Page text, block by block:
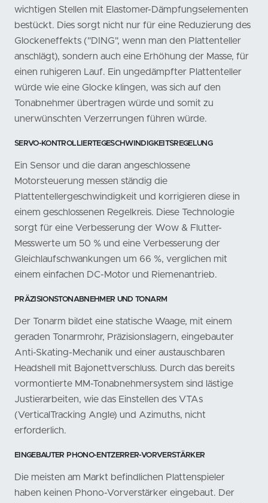
wichtigen Stellen mit Elastomer-Dämpfungselementen
bestückt. Dies sorgt nicht nur für eine Reduzierung des
Glockeneffekts ("DING", wenn man den Plattenteller
anschlägt), sondern auch eine Erhöhung der Masse, für
einen ruhigeren Lauf. Ein ungedämpfter Plattenteller
würde wie eine Glocke klingen, was sich auf den
Tonabnehmer übertragen würde und somit zu
unerwünschten Verzerrungen führen würde.
SERVO-KONTROLLIERTEGESCHWINDIGKEITSREGELUNG
Ein Sensor und die daran angeschlossene
Motorsteuerung messen ständig die
Plattentellergeschwindigkeit und korrigieren diese in
einem geschlossenen Regelkreis. Diese Technologie
sorgt für eine Verbesserung der Wow & Flutter-
Messwerte um 50 % und eine Verbesserung der
Gleichlaufschwankungen um 66 %, verglichen mit
einem einfachen DC-Motor und Riemenantrieb.
PRÄZISIONSTONABNEHMER UND TONARM
Der Tonarm bildet eine statische Waage, mit einem
geraden Tonarmrohr, Präzisionslagern, eingebauter
Anti-Skating-Mechanik und einer austauschbaren
Headshell mit Bajonettverschluss. Durch das bereits
vormontierte MM-Tonabnehmersystem sind lästige
Justierarbeiten, wie das Einstellen des VTAs
(VerticalTracking Angle) und Azimuths, nicht
erforderlich.
EINGEBAUTER PHONO-ENTZERRER-VORVERSTÄRKER
Die meisten am Markt befindlichen Plattenspieler
haben keinen Phono-Vorverstärker eingebaut. Der